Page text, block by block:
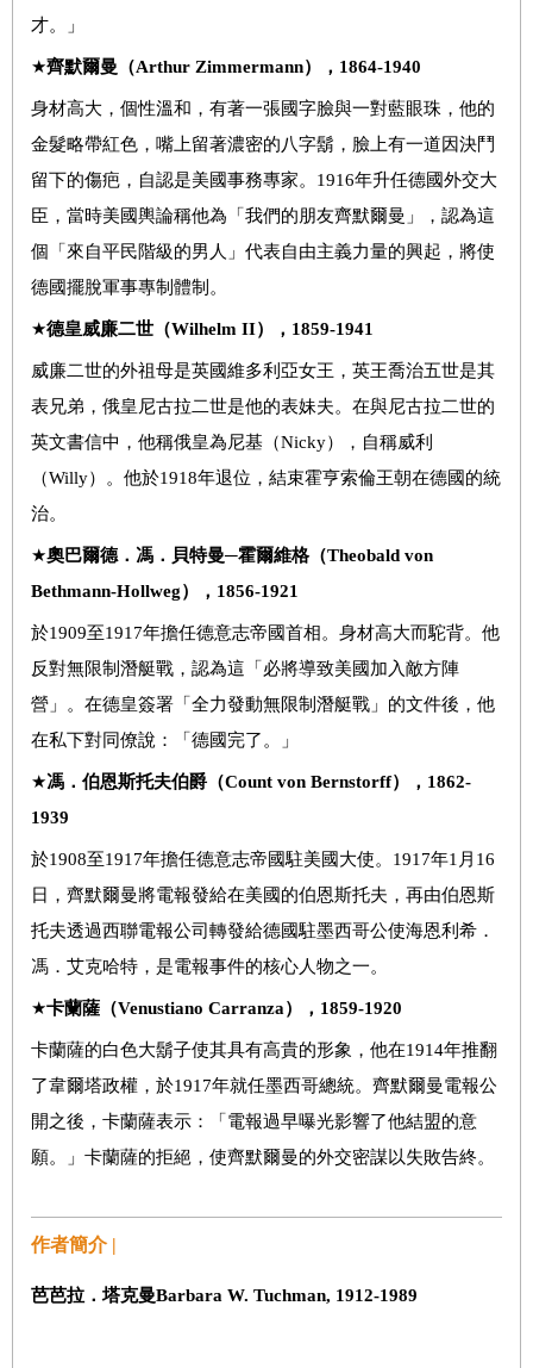
才。」
★齊默爾曼（Arthur Zimmermann）， 1864-1940
身材高大，個性溫和，有著一張國字臉與一對藍眼珠，他的
金髮略帶紅色，嘴上留著濃密的八字鬍，臉上有一道因決鬥
留下的傷疤，自認是美國事務專家。1916年升任德國外交大
臣，當時美國輿論稱他為「我們的朋友齊默爾曼」，認為這
個「來自平民階級的男人」代表自由主義力量的興起，將使
德國擺脫軍事專制體制。
★德皇威廉二世（Wilhelm II）， 1859-1941
威廉二世的外祖母是英國維多利亞女王，英王喬治五世是其
表兄弟，俄皇尼古拉二世是他的表妹夫。在與尼古拉二世的
英文書信中，他稱俄皇為尼基（Nicky），自稱威利
（Willy）。他於1918年退位，結束霍亨索倫王朝在德國的統
治。
★奧巴爾德．馮．貝特曼─霍爾維格（Theobald von
Bethmann-Hollweg）， 1856-1921
於1909至1917年擔任德意志帝國首相。身材高大而駝背。他
反對無限制潛艇戰，認為這「必將導致美國加入敵方陣
營」。在德皇簽署「全力發動無限制潛艇戰」的文件後，他
在私下對同僚說：「德國完了。」
★馮．伯恩斯托夫伯爵（Count von Bernstorff）， 1862-
1939
於1908至1917年擔任德意志帝國駐美國大使。1917年1月16
日，齊默爾曼將電報發給在美國的伯恩斯托夫，再由伯恩斯
托夫透過西聯電報公司轉發給德國駐墨西哥公使海恩利希．
馮．艾克哈特，是電報事件的核心人物之一。
★卡蘭薩（Venustiano Carranza）， 1859-1920
卡蘭薩的白色大鬍子使其具有高貴的形象，他在1914年推翻
了韋爾塔政權，於1917年就任墨西哥總統。齊默爾曼電報公
開之後，卡蘭薩表示：「電報過早曝光影響了他結盟的意
願。」卡蘭薩的拒絕，使齊默爾曼的外交密謀以失敗告終。
作者簡介 |
芭芭拉．塔克曼Barbara W. Tuchman, 1912-1989